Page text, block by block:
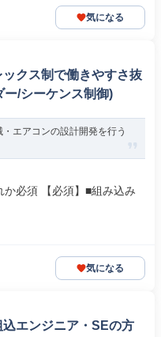
気になる
ックス制で働きやすさ抜
/シーケンス制御)
エアコンの設計開発を行う
必須 【必須】■組み込み
気になる
込エンジニア・SEの方